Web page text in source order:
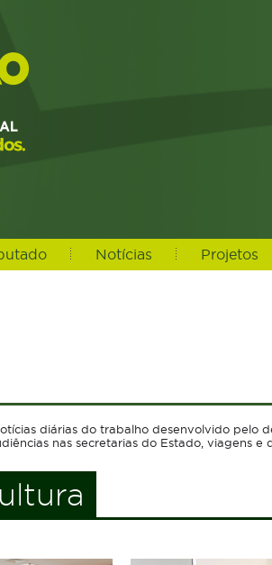
Notícias Projetos
diárias do trabalho desenvolvido pelo
nas secretarias do Estado, viagens